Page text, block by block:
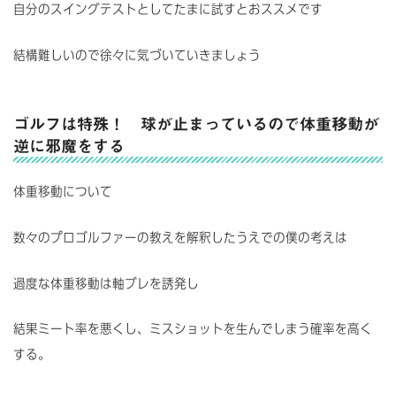
自分のスイングテストとしてたまに試すとおススメです
結構難しいので徐々に気づいていきましょう
ゴルフは特殊！ 球が止まっているので体重移動が
逆に邪魔をする
体重移動について
数々のプロゴルファーの教えを解釈したうえでの僕の考えは
過度な体重移動は軸ブレを誘発し
結果ミート率を悪くし、ミスショットを生んでしまう確率を高く
する。